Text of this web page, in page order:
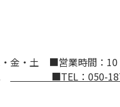
金・土 ■営業時間：10
■TEL：050-